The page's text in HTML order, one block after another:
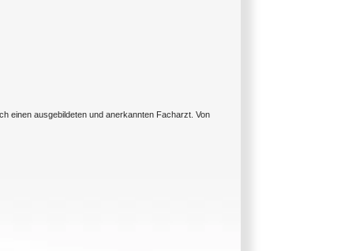
einen ausgebildeten und anerkannten Facharzt. Von